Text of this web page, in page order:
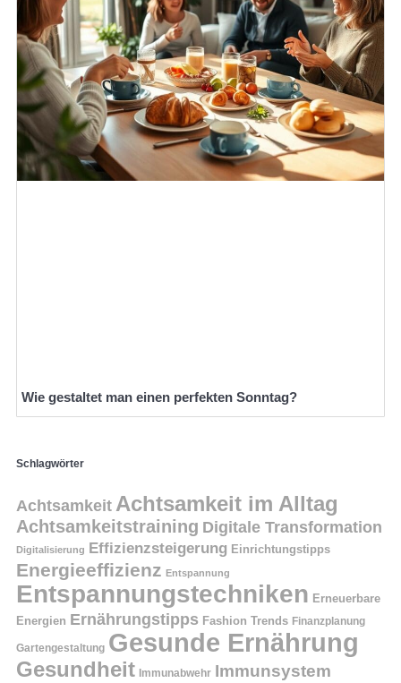
Wie gestaltet man einen perfekten Sonntag?
Schlagwörter
Achtsamkeit Achtsamkeit im Alltag
Achtsamkeitstraining Digitale Transformation
Digitalisierung Effizienzsteigerung Einrichtungstipps
Energieeffizienz Entspannung
Entspannungstechniken Erneuerbare
Energien Ernährungstipps Fashion Trends Finanzplanung
Gartengestaltung Gesunde Ernährung
Gesundheit Immunabwehr Immunsystem